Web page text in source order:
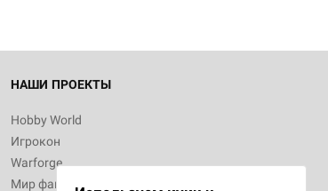
НАШИ ПРОЕКТЫ
Hobby World
Игрокон
Warforge
Мир фантастики